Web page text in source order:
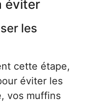
éviter
les
cette étape,
éviter les
vos muffins